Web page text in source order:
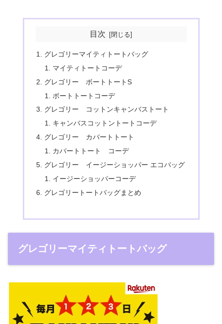
目次
グレゴリーマイティトートバッグ
マイティトートコーデ
グレゴリー ボートトートS
ボートトートコーデ
グレゴリー コットンキャンバストート
キャンバスコットントートコーデ
グレゴリー カバートトート
カバートトート コーデ
グレゴリー イージーショッパー エコバッグ
イージーショッパーコーデ
グレゴリートートバッグまとめ
グレゴリーマイティトートバッグ